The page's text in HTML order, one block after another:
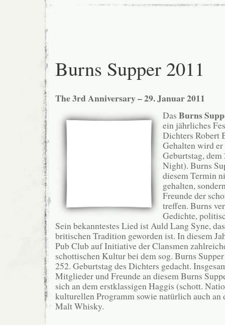
Burns Supper 2011
The 3rd Anniversary – 29. Januar 2011
Das Burns
ein jährliches
Dichters Robert
Gehalten wird er
Geburtstag,
Night). Burns
diesem Termin
gehalten,
Freunde der
treffen. Burns
Gedichte,
Sein bekanntestes Lied ist Auld Lang Syne,
britischen Tradition geworden ist. In diesem
Pub Club auf Initiative der Clansmen
schottischen Kultur bei dem sog. Burns
252. Geburtstag des Dichters gedacht.
Mitglieder und Freunde an diesem Burns
sich an dem erstklassigen Haggis (schott.
kulturellen Programm sowie natürlich auch an
Malt Whisky.